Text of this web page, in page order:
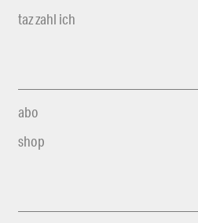
taz zahl ich
abo
shop